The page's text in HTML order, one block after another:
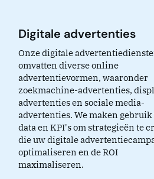
Digitale advertenties
Onze digitale
omvatten diverse online
advertentievormen, waaronder
zoekmachine-advertenties,
advertenties en sociale media-
advertenties. We maken gebruik
data en KPI's om strategieën te
die uw digitale
optimaliseren en de ROI
maximaliseren.